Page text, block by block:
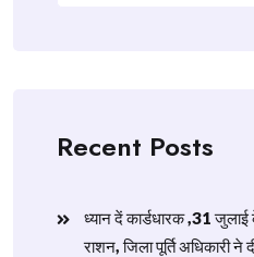
Recent Posts
ध्यान दें कार्डधारक ,31 जुलाई
राशन, जिला पूर्ति अधिकारी ने